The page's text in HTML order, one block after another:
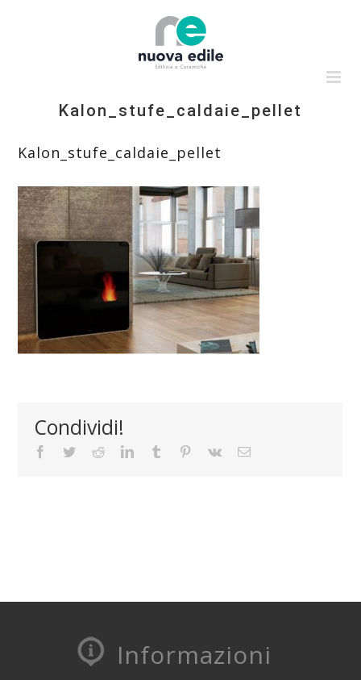
Kalon_stufe_caldaie_pellet
Kalon_stufe_caldaie_pellet
Condividi!
Facebook
TwitterRedditLinkedInTumblr Pinterest
Vk Email
Informazioni